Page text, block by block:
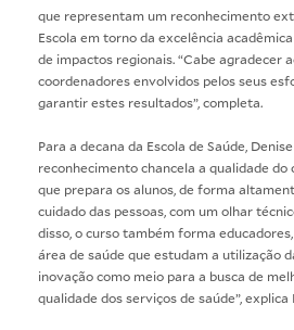
que representam um reconhecimento
Escola em torno da excelência
de impactos regionais. “Cabe agradecer
coordenadores envolvidos pelos seus
garantir estes resultados”, completa.
Para a decana da Escola de Saúde,
reconhecimento chancela a qualidade do
que prepara os alunos, de forma
cuidado das pessoas, com um olhar
disso, o curso também forma
área de saúde que estudam a utilização
inovação como meio para a busca de
qualidade dos serviços de saúde”, explica